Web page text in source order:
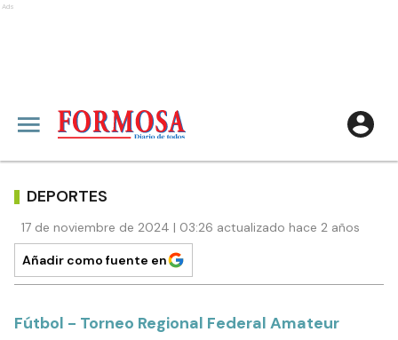
Ads
DEPORTES
17 de noviembre de 2024 | 03:26 actualizado hace 2 años
Añadir como fuente en
Fútbol - Torneo Regional Federal Amateur